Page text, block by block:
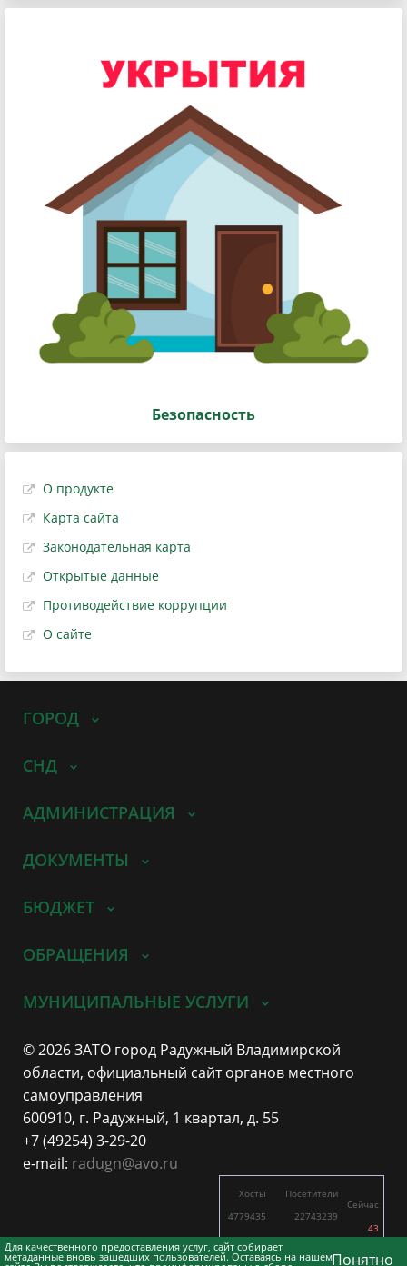
Безопасность
О продукте
Карта сайта
Законодательная карта
Открытые данные
Противодействие коррупции
О сайте
Для качественного предоставления услуг, сайт собирает
метаданные вновь зашедших пользователей. Оставаясь на нашемПонятно
ГОРОД
СНД
АДМИНИСТРАЦИЯ
ДОКУМЕНТЫ
БЮДЖЕТ
ОБРАЩЕНИЯ
МУНИЦИПАЛЬНЫЕ УСЛУГИ
© 2026 ЗАТО город Радужный Владимирской
области, официальный сайт органов местного
самоуправления
600910, г. Радужный, 1 квартал, д. 55
+7 (49254) 3-29-20
e-mail: radugn@avo.ru
Хосты
4779435
5463
Посетители
22743239
16461
Сейчас
43